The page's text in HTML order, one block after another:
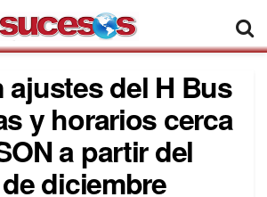
del H Bus
y horarios cerca
a partir del
diciembre